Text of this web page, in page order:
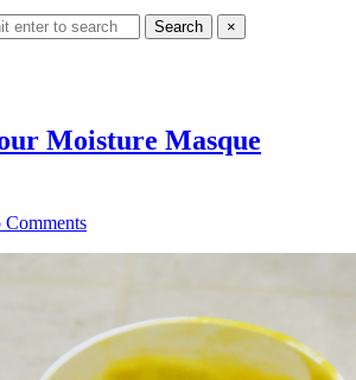
Search ×
Moisture Masque
Comments